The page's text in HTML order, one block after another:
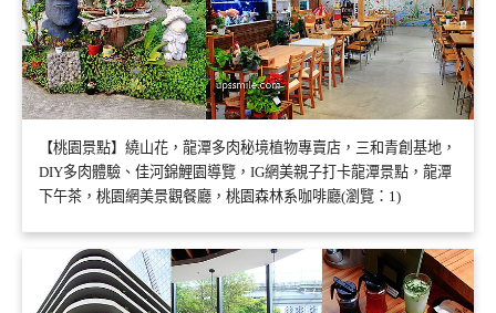
【桃園景點】繞山花，龍潭多肉秘境植物專賣店，三和青創基地，
DIY多肉體驗、佳河錦鯉園導覽，IG網美親子打卡龍潭景點，龍潭
下午茶，桃園網美景觀餐廳，桃園森林系咖啡廳(瀏覽：1)